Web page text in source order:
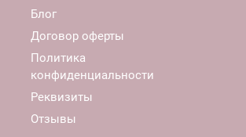
Блог
Договор оферты
Политика
конфиденциальности
Реквизиты
Отзывы